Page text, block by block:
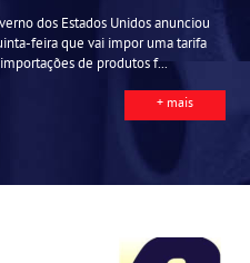
dos Estados Unidos anunciou
feira que vai impor uma tarifa
de produtos f...
+ mais